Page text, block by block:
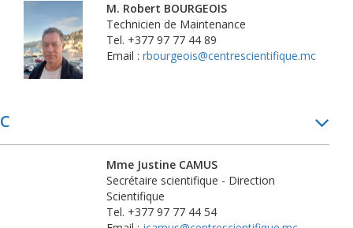
M. Robert BOURGEOIS
Technicien de Maintenance
Tel. +377 97 77 44 89
Email : rbourgeois@centrescientifique.mc
C
Mme Justine CAMUS
Secrétaire scientifique - Direction
Scientifique
Tel. +377 97 77 44 54